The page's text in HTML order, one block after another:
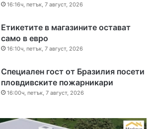
16:16ч, петък, 7 август, 2026
Етикетите в магазините остават
само в евро
16:10ч, петък, 7 август, 2026
Специален гост от Бразилия посети
пловдивските пожарникари
16:00ч, петък, 7 август, 2026